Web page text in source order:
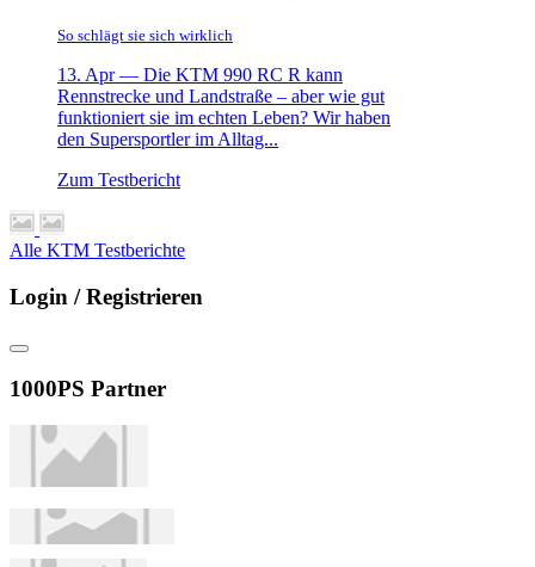
So schlägt sie sich wirklich
13. Apr — Die KTM 990 RC R kann
Rennstrecke und Landstraße – aber wie gut
funktioniert sie im echten Leben? Wir haben
den Supersportler im Alltag...
Zum Testbericht
Alle KTM Testberichte
Login / Registrieren
1000PS Partner